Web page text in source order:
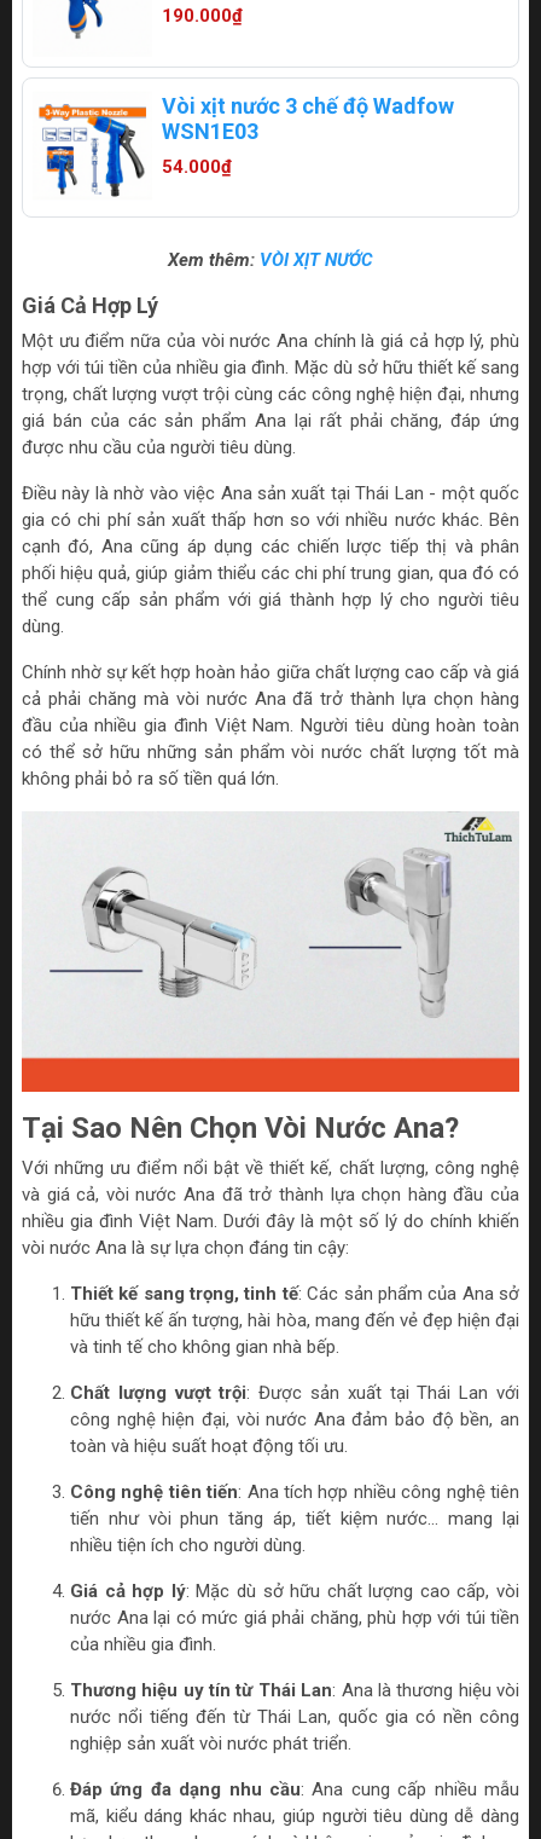
190.000₫
Vòi xịt nước 3 chế độ Wadfow
WSN1E03
54.000₫
Xem thêm: VÒI XỊT NƯỚC
Giá Cả Hợp Lý
Một ưu điểm nữa của vòi nước Ana chính là giá cả hợp lý, phù
hợp với túi tiền của nhiều gia đình. Mặc dù sở hữu thiết kế sang
trọng, chất lượng vượt trội cùng các công nghệ hiện đại, nhưng
giá bán của các sản phẩm Ana lại rất phải chăng, đáp ứng
được nhu cầu của người tiêu dùng.
Điều này là nhờ vào việc Ana sản xuất tại Thái Lan - một quốc
gia có chi phí sản xuất thấp hơn so với nhiều nước khác. Bên
cạnh đó, Ana cũng áp dụng các chiến lược tiếp thị và phân
phối hiệu quả, giúp giảm thiểu các chi phí trung gian, qua đó có
thể cung cấp sản phẩm với giá thành hợp lý cho người tiêu
dùng.
Chính nhờ sự kết hợp hoàn hảo giữa chất lượng cao cấp và giá
cả phải chăng mà vòi nước Ana đã trở thành lựa chọn hàng
đầu của nhiều gia đình Việt Nam. Người tiêu dùng hoàn toàn
có thể sở hữu những sản phẩm vòi nước chất lượng tốt mà
không phải bỏ ra số tiền quá lớn.
Tại Sao Nên Chọn Vòi Nước Ana?
Với những ưu điểm nổi bật về thiết kế, chất lượng, công nghệ
và giá cả, vòi nước Ana đã trở thành lựa chọn hàng đầu của
nhiều gia đình Việt Nam. Dưới đây là một số lý do chính khiến
vòi nước Ana là sự lựa chọn đáng tin cậy:
Thiết kế sang trọng, tinh tế: Các sản phẩm của Ana sở
hữu thiết kế ấn tượng, hài hòa, mang đến vẻ đẹp hiện đại
và tinh tế cho không gian nhà bếp.
Chất lượng vượt trội: Được sản xuất tại Thái Lan với
công nghệ hiện đại, vòi nước Ana đảm bảo độ bền, an
toàn và hiệu suất hoạt động tối ưu.
Công nghệ tiên tiến: Ana tích hợp nhiều công nghệ tiên
tiến như vòi phun tăng áp, tiết kiệm nước... mang lại
nhiều tiện ích cho người dùng.
Giá cả hợp lý: Mặc dù sở hữu chất lượng cao cấp, vòi
nước Ana lại có mức giá phải chăng, phù hợp với túi tiền
của nhiều gia đình.
Thương hiệu uy tín từ Thái Lan: Ana là thương hiệu vòi
nước nổi tiếng đến từ Thái Lan, quốc gia có nền công
nghiệp sản xuất vòi nước phát triển.
Đáp ứng đa dạng nhu cầu: Ana cung cấp nhiều mẫu
mã, kiểu dáng khác nhau, giúp người tiêu dùng dễ dàng